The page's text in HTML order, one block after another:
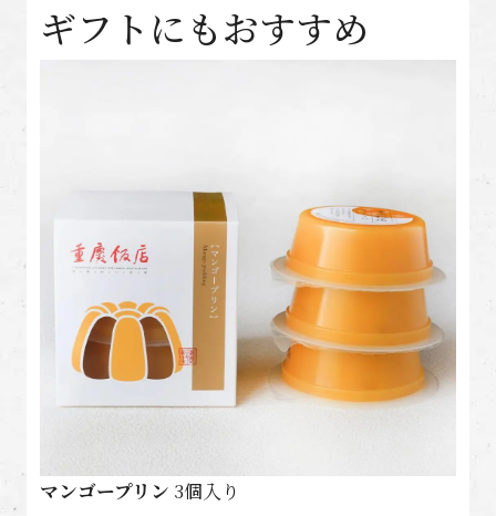
ギフトにもおすすめ
マンゴープリン 3個入り